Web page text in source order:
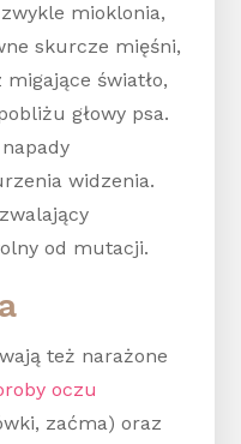
mioklonia,
skurcze mięśni,
światło,
głowy psa.
widzenia.
od mutacji.
też narażone
oczu
zaćma) oraz